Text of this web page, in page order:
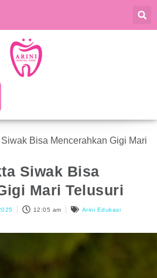
Bisa Mencerahkan Gigi Mari
Siwak Bisa
Mari Telusuri
12:05 am Arini Edukasi